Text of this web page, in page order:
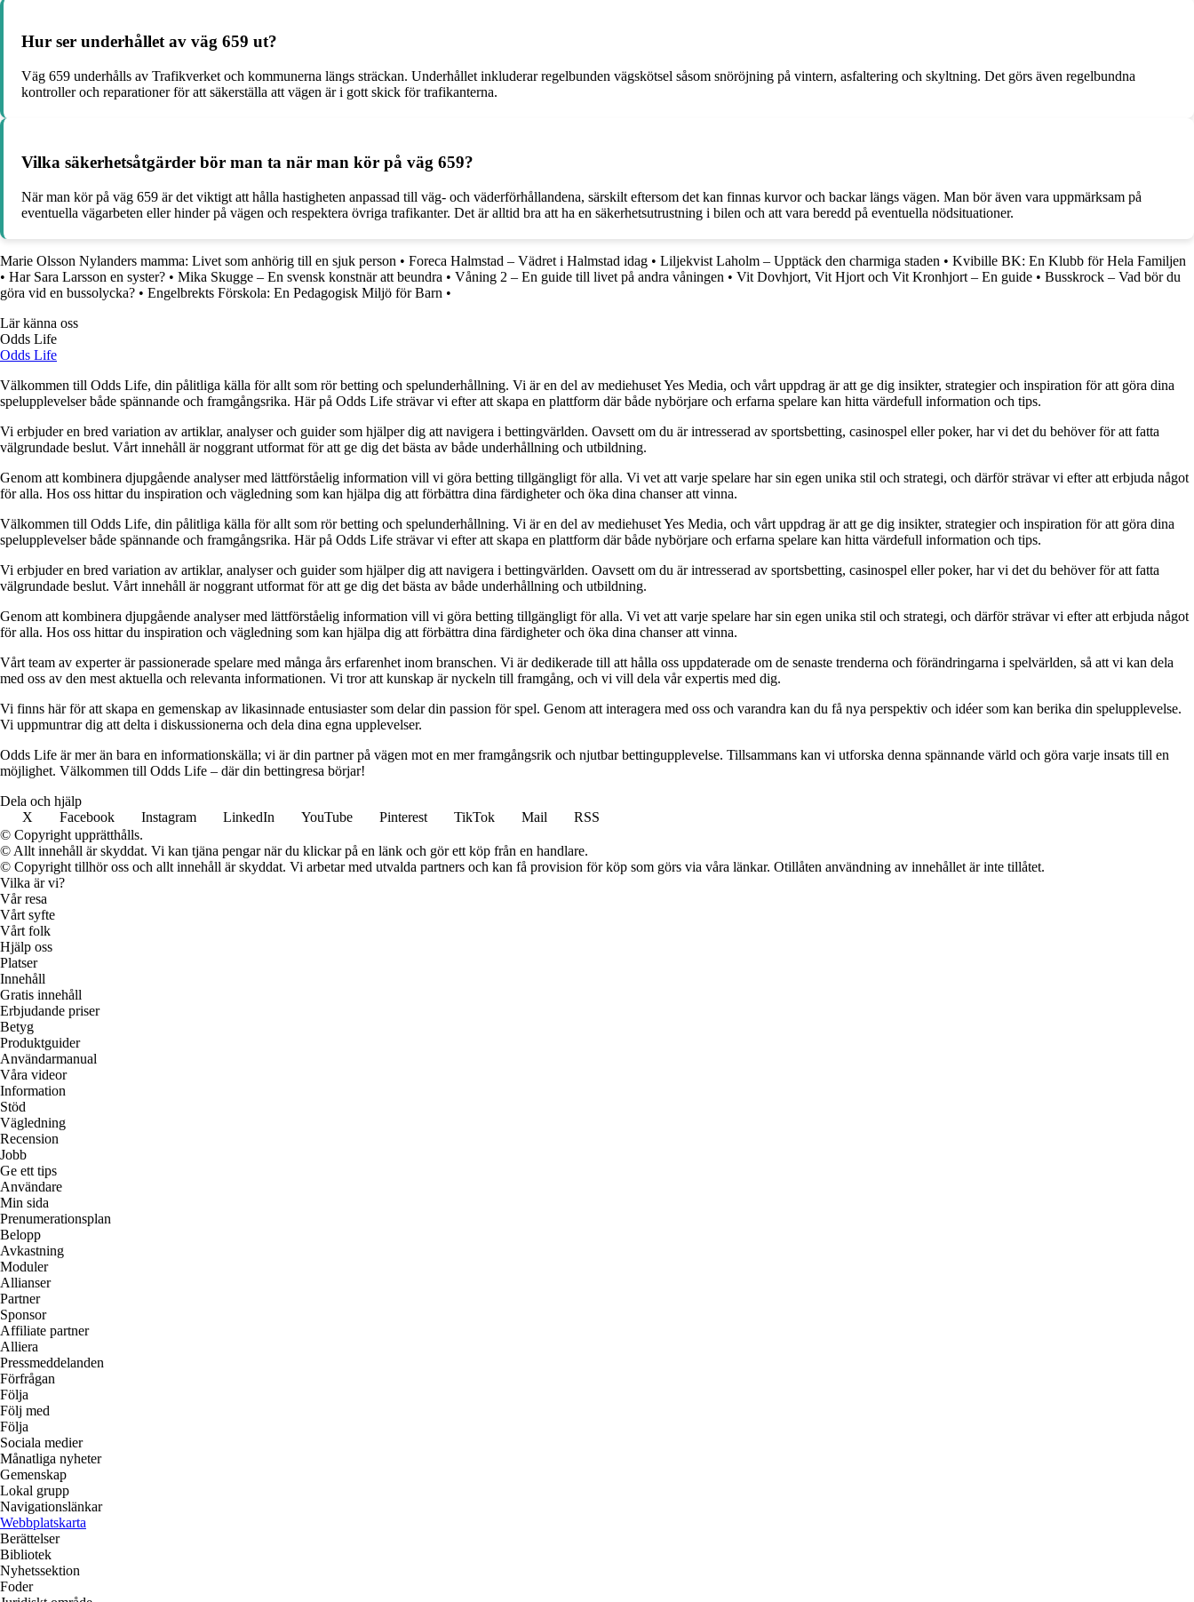
Hur ser underhållet av väg 659 ut?
Väg 659 underhålls av Trafikverket och kommunerna längs sträckan. Underhållet inkluderar regelbunden vägskötsel såsom snöröjning på vintern, asfaltering och skyltning. Det görs även regelbundna
kontroller och reparationer för att säkerställa att vägen är i gott skick för trafikanterna.
Vilka säkerhetsåtgärder bör man ta när man kör på väg 659?
När man kör på väg 659 är det viktigt att hålla hastigheten anpassad till väg- och väderförhållandena, särskilt eftersom det kan finnas kurvor och backar längs vägen. Man bör även vara uppmärksam på
eventuella vägarbeten eller hinder på vägen och respektera övriga trafikanter. Det är alltid bra att ha en säkerhetsutrustning i bilen och att vara beredd på eventuella nödsituationer.
Marie Olsson Nylanders mamma: Livet som anhörig till en sjuk person • Foreca Halmstad – Vädret i Halmstad idag • Liljekvist Laholm – Upptäck den charmiga staden • Kvibille BK: En Klubb för Hela Familjen
• Har Sara Larsson en syster? • Mika Skugge – En svensk konstnär att beundra • Våning 2 – En guide till livet på andra våningen • Vit Dovhjort, Vit Hjort och Vit Kronhjort – En guide • Busskrock – Vad bör du
göra vid en bussolycka? • Engelbrekts Förskola: En Pedagogisk Miljö för Barn •
Lär känna oss
Odds Life
Odds Life
Välkommen till Odds Life, din pålitliga källa för allt som rör betting och spelunderhållning. Vi är en del av mediehuset Yes Media, och vårt uppdrag är att ge dig insikter, strategier och inspiration för att göra dina
spelupplevelser både spännande och framgångsrika. Här på Odds Life strävar vi efter att skapa en plattform där både nybörjare och erfarna spelare kan hitta värdefull information och tips.
Vi erbjuder en bred variation av artiklar, analyser och guider som hjälper dig att navigera i bettingvärlden. Oavsett om du är intresserad av sportsbetting, casinospel eller poker, har vi det du behöver för att fatta
välgrundade beslut. Vårt innehåll är noggrant utformat för att ge dig det bästa av både underhållning och utbildning.
Genom att kombinera djupgående analyser med lättförståelig information vill vi göra betting tillgängligt för alla. Vi vet att varje spelare har sin egen unika stil och strategi, och därför strävar vi efter att erbjuda något
för alla. Hos oss hittar du inspiration och vägledning som kan hjälpa dig att förbättra dina färdigheter och öka dina chanser att vinna.
Välkommen till Odds Life, din pålitliga källa för allt som rör betting och spelunderhållning. Vi är en del av mediehuset Yes Media, och vårt uppdrag är att ge dig insikter, strategier och inspiration för att göra dina
spelupplevelser både spännande och framgångsrika. Här på Odds Life strävar vi efter att skapa en plattform där både nybörjare och erfarna spelare kan hitta värdefull information och tips.
Vi erbjuder en bred variation av artiklar, analyser och guider som hjälper dig att navigera i bettingvärlden. Oavsett om du är intresserad av sportsbetting, casinospel eller poker, har vi det du behöver för att fatta
välgrundade beslut. Vårt innehåll är noggrant utformat för att ge dig det bästa av både underhållning och utbildning.
Genom att kombinera djupgående analyser med lättförståelig information vill vi göra betting tillgängligt för alla. Vi vet att varje spelare har sin egen unika stil och strategi, och därför strävar vi efter att erbjuda något
för alla. Hos oss hittar du inspiration och vägledning som kan hjälpa dig att förbättra dina färdigheter och öka dina chanser att vinna.
Vårt team av experter är passionerade spelare med många års erfarenhet inom branschen. Vi är dedikerade till att hålla oss uppdaterade om de senaste trenderna och förändringarna i spelvärlden, så att vi kan dela
med oss av den mest aktuella och relevanta informationen. Vi tror att kunskap är nyckeln till framgång, och vi vill dela vår expertis med dig.
Vi finns här för att skapa en gemenskap av likasinnade entusiaster som delar din passion för spel. Genom att interagera med oss och varandra kan du få nya perspektiv och idéer som kan berika din spelupplevelse.
Vi uppmuntrar dig att delta i diskussionerna och dela dina egna upplevelser.
Odds Life är mer än bara en informationskälla; vi är din partner på vägen mot en mer framgångsrik och njutbar bettingupplevelse. Tillsammans kan vi utforska denna spännande värld och göra varje insats till en
möjlighet. Välkommen till Odds Life – där din bettingresa börjar!
Dela och hjälp
X
Facebook Instagram LinkedIn YouTube Pinterest TikTok Mail
RSS
© Copyright upprätthålls.
© Allt innehåll är skyddat. Vi kan tjäna pengar när du klickar på en länk och gör ett köp från en handlare.
© Copyright tillhör oss och allt innehåll är skyddat. Vi arbetar med utvalda partners och kan få provision för köp som görs via våra länkar. Otillåten användning av innehållet är inte tillåtet.
Vilka är vi?
Vår resa
Vårt syfte
Vårt folk
Hjälp oss
Platser
Innehåll
Gratis innehåll
Erbjudande priser
Betyg
Produktguider
Användarmanual
Våra videor
Information
Stöd
Vägledning
Recension
Jobb
Ge ett tips
Användare
Min sida
Prenumerationsplan
Belopp
Avkastning
Moduler
Allianser
Partner
Sponsor
Affiliate partner
Alliera
Pressmeddelanden
Förfrågan
Följa
Följ med
Följa
Sociala medier
Månatliga nyheter
Gemenskap
Lokal grupp
Navigationslänkar
Webbplatskarta
Berättelser
Bibliotek
Nyhetssektion
Foder